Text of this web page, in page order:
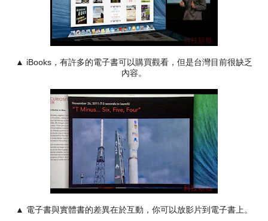
▲ iBooks，有許多的電子書可以購買觀看，但是台灣目前很缺乏
內容。
▲ 電子書與實體書的差異在於互動，你可以放影片到電子書上。